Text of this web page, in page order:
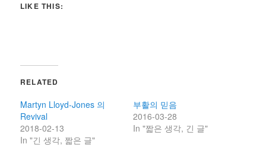
LIKE THIS:
RELATED
Martyn Lloyd-Jones 의
Revival
2018-02-13
In "긴 생각, 짧은 글"
부활의 믿음
2016-03-28
In "짧은 생각, 긴 글"